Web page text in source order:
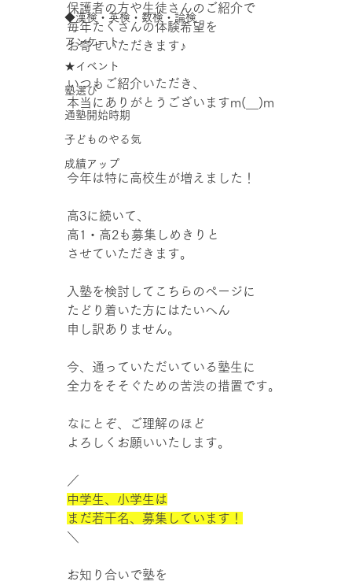
◆漢検・英検・数検・論検
アンケート
★イベント
塾選び
通塾開始時期
子どものやる気
成績アップ
保護者の方や生徒さんのご紹介で
毎年たくさんの体験希望を
お寄せいただきます♪
いつもご紹介いただき、
本当にありがとうございますm(__)m
今年は特に高校生が増えました！
高3に続いて、
高1・高2も募集しめきりと
させていただきます。
入塾を検討してこちらのページに
たどり着いた方にはたいへん
申し訳ありません。
今、通っていただいている塾生に
全力をそそぐための苦渋の措置です。
なにとぞ、ご理解のほど
よろしくお願いいたします。
／
中学生、小学生は
まだ若干名、募集しています！
＼
お知り合いで塾を